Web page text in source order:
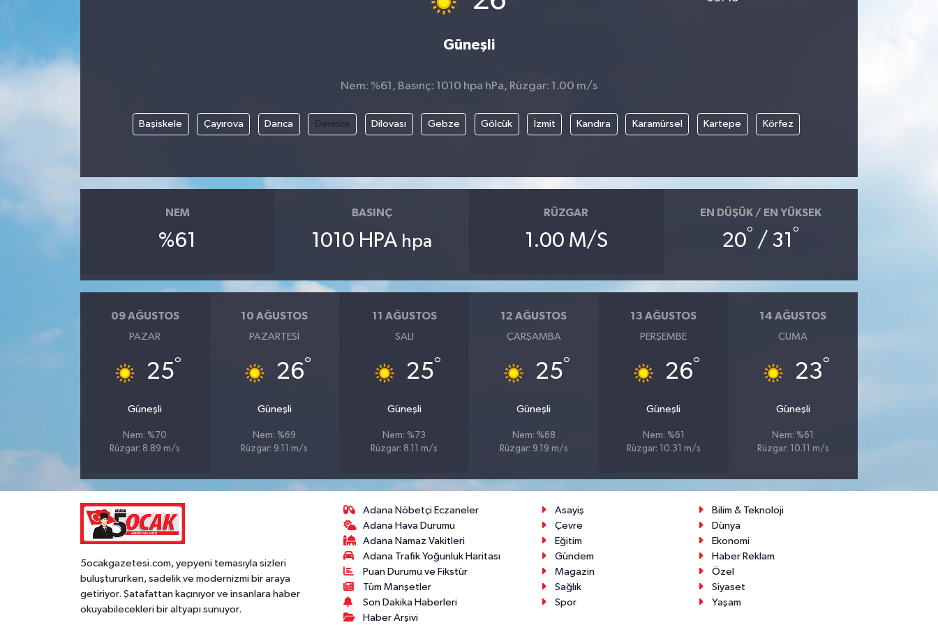
Güneşli
Nem: %61, Basınç: 1010 hpa hPa, Rüzgar: 1.00 m/s
Başiskele Çayırova Darıca Derince Dilovası Gebze Gölcük İzmit Kandıra Karamürsel Kartepe Körfez
NEM
%61
BASINÇ
1010 HPA hpa
RÜZGAR
1.00 M/S
EN DÜŞÜK / EN YÜKSEK
20° / 31 °
09 AĞUSTOS
PAZAR
25°
Güneşli
Nem: %70
Rüzgar: 8.89 m/s
10 AĞUSTOS
PAZARTESI
26°
Güneşli
Nem: %69
Rüzgar: 9.11 m/s
11 AĞUSTOS
SALI
25°
Güneşli
Nem: %73
Rüzgar: 8.11 m/s
12 AĞUSTOS
ÇARŞAMBA
25°
Güneşli
Nem: %68
Rüzgar: 9.19 m/s
13 AĞUSTOS
PERŞEMBE
26°
Güneşli
Nem: %61
Rüzgar: 10.31 m/s
14 AĞUSTOS
CUMA
23°
Güneşli
Nem: %61
Rüzgar: 10.11 m/s
5ocakgazetesi.com, yepyeni temasıyla sizleri
buluştururken, sadelik ve modernizmi bir araya
getiriyor. Şatafattan kaçınıyor ve insanlara haber
okuyabilecekleri bir altyapı sunuyor.
Adana Nöbetçi Eczaneler
Adana Hava Durumu
Adana Namaz Vakitleri
Adana Trafik Yoğunluk Haritası
Puan Durumu ve Fikstür
Tüm Manşetler
Son Dakika Haberleri
Haber Arşivi
Asayiş
Bilim & Teknoloji
Çevre
Dünya
Eğitim
Ekonomi
Gündem
Haber Reklam
Magazin
Özel
Sağlık
Siyaset
Spor
Yaşam
Özel